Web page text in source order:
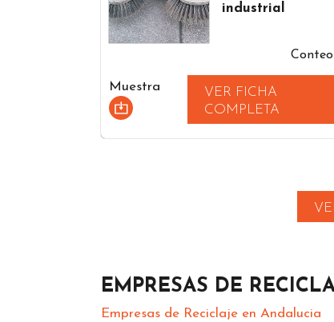
industrial
Muestra
VER FICHA
COMPLETA
EMPRESAS DE
Empresas de Reciclaje en Andalucia